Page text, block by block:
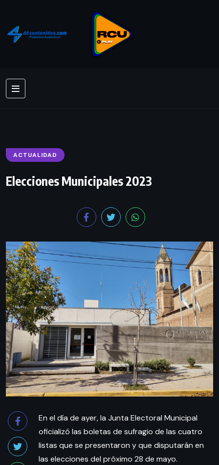
ACTUALIDAD
Elecciones Municipales 2023
En el día de ayer, la Junta Electoral Municipal
oficializó las boletas de sufragio de las cuatro
listas que se presentaron y que disputarán en
las elecciones del próximo 28 de mayo.